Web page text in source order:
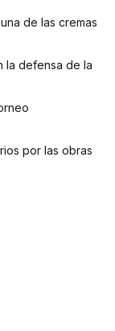
de las cremas
la defensa de la
por las obras